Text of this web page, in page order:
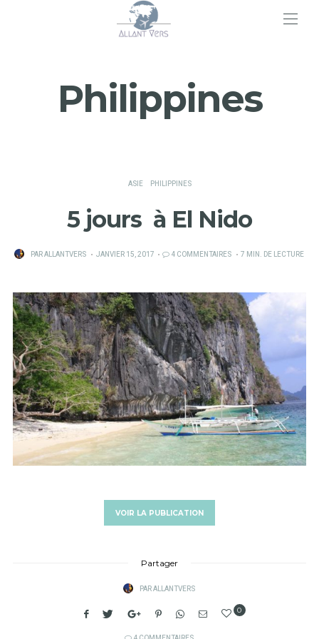
Philippines
ASIE PHILIPPINES
5 jours à El Nido
PARALLANTVERS
PUBLIÉ
JANVIER 15, 2017 4 COMMENTAIRES 7 MIN. DE LECTURE
VOIR LA PUBLICATION
Partager
PARALLANTVERS
0